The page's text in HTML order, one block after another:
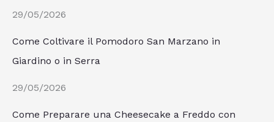
29/05/2026
Come Coltivare il Pomodoro San Marzano in
Giardino o in Serra
29/05/2026
Come Preparare una Cheesecake a Freddo con